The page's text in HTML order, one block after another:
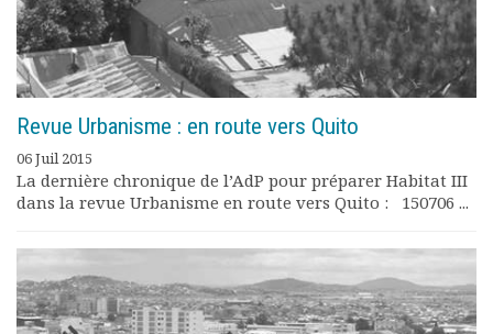
Revue Urbanisme : en route vers Quito
06 Juil 2015
La dernière chronique de l’AdP pour préparer Habitat III
dans la revue Urbanisme en route vers Quito : 150706 ...